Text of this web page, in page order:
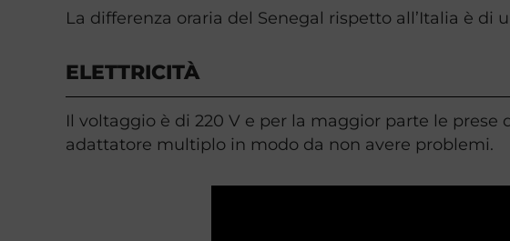
La differenza oraria del Senegal rispetto all’Italia è di
ELETTRICITÀ
Il voltaggio è di 220 V e per la maggior parte le
adattatore multiplo in modo da non avere problemi.